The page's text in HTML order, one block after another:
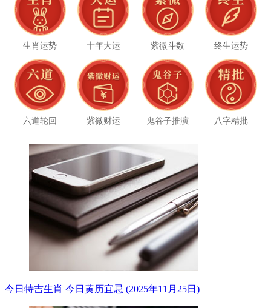
生肖运势 十年大运 紫微斗数 终生运势
六道轮回 紫微财运 鬼谷子推演 八字精批
今日特吉生肖 今日黄历宜忌 (2025年11月25日)